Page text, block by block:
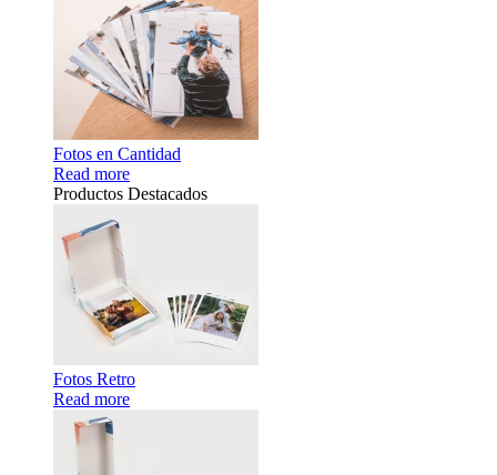
Fotos en Cantidad
Read more
Productos Destacados
Fotos Retro
Read more